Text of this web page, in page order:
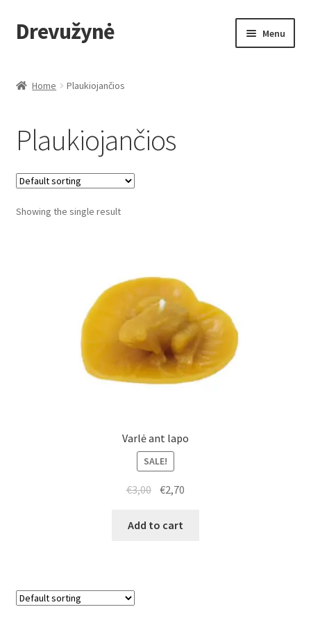
Skip
to
Skip
to
Drevužynė Menu
Krepšelis
Mano paskyra
Home Plaukiojančios
Plaukiojančios
Showing the single result
Varlė ant lapo
SALE!
€3,00 €2,70
Add to cart